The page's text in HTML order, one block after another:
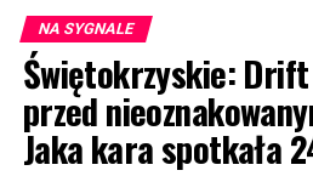
NA SYGNALE
Świętokrzyskie: Drift
przed
Jaka kara spotkała